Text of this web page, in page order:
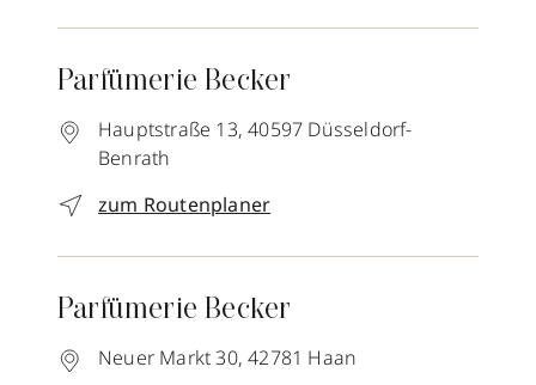
Parfümerie Becker
Hauptstraße 13, 40597 Düsseldorf-
Benrath
zum Routenplaner
Parfümerie Becker
Neuer Markt 30, 42781 Haan